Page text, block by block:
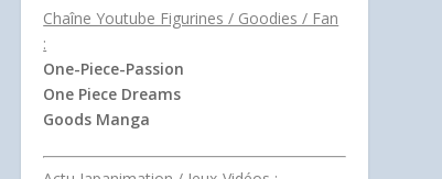
Chaîne Youtube Figurines / Goodies / Fan
:
One-Piece-Passion
One Piece Dreams
Goods Manga